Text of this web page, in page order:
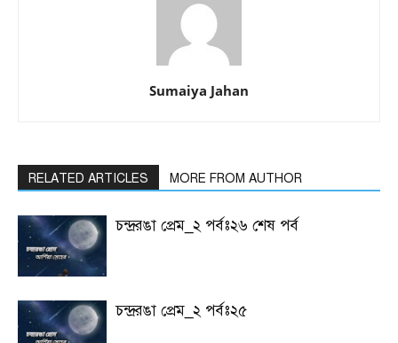
Sumaiya Jahan
RELATED ARTICLES MORE FROM AUTHOR
চন্দ্ররঙা প্রেম_২ পর্বঃ২৬ শেষ পর্ব
চন্দ্ররঙা প্রেম_২ পর্বঃ২৫